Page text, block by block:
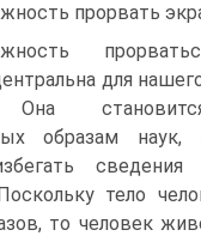
прорвать
для
Она
образам
тело
то человек